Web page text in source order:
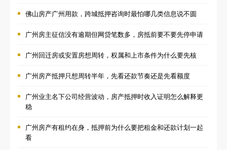
佛山房产广州用款，跨城抵押咨询时最怕哪几类信息说不圆
广州房主征信没有逾期但网贷笔数多，房抵前要不要先停申请
广州回迁房或安置房想周转，权属和上市条件为什么要先核
广州房产抵押只想周转半年，先看还款节奏还是先看额度
广州业主名下公司经营波动，房产抵押时收入证明怎么解释更
稳
广州房产有租约在身，抵押前为什么要把租金和还款计划一起
看